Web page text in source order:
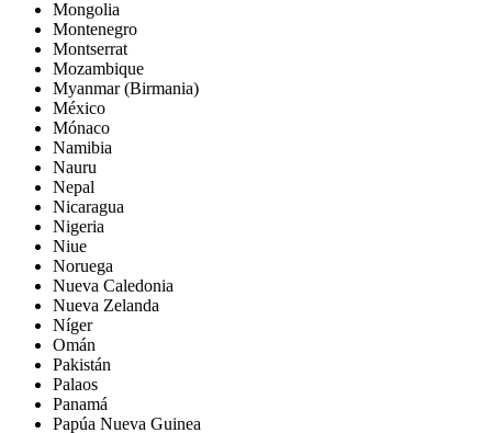
Mongolia
Montenegro
Montserrat
Mozambique
Myanmar (Birmania)
México
Mónaco
Namibia
Nauru
Nepal
Nicaragua
Nigeria
Niue
Noruega
Nueva Caledonia
Nueva Zelanda
Níger
Omán
Pakistán
Palaos
Panamá
Papúa Nueva Guinea